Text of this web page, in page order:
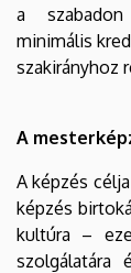
a szabadon
minimális
szakirányhoz
A
A képzés
képzés
kultúra –
szolgálatára